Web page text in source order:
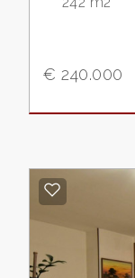
€ 240.000